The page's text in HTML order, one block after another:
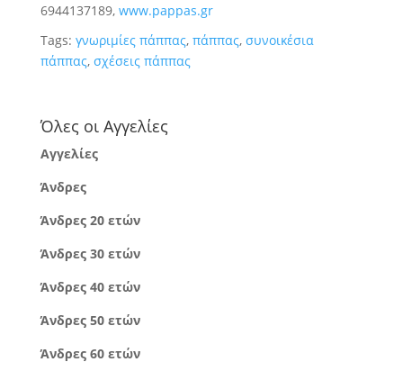
6944137189, www.pappas.gr
Tags: γνωριμίες πάππας, πάππας, συνοικέσια
πάππας, σχέσεις πάππας
Όλες οι Αγγελίες
Αγγελίες
Άνδρες
Άνδρες 20 ετών
Άνδρες 30 ετών
Άνδρες 40 ετών
Άνδρες 50 ετών
Άνδρες 60 ετών